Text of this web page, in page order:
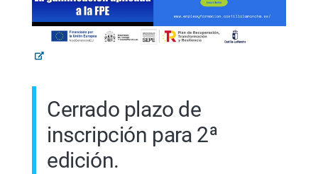
Cerrado plazo de
inscripción para 2ª
edición.